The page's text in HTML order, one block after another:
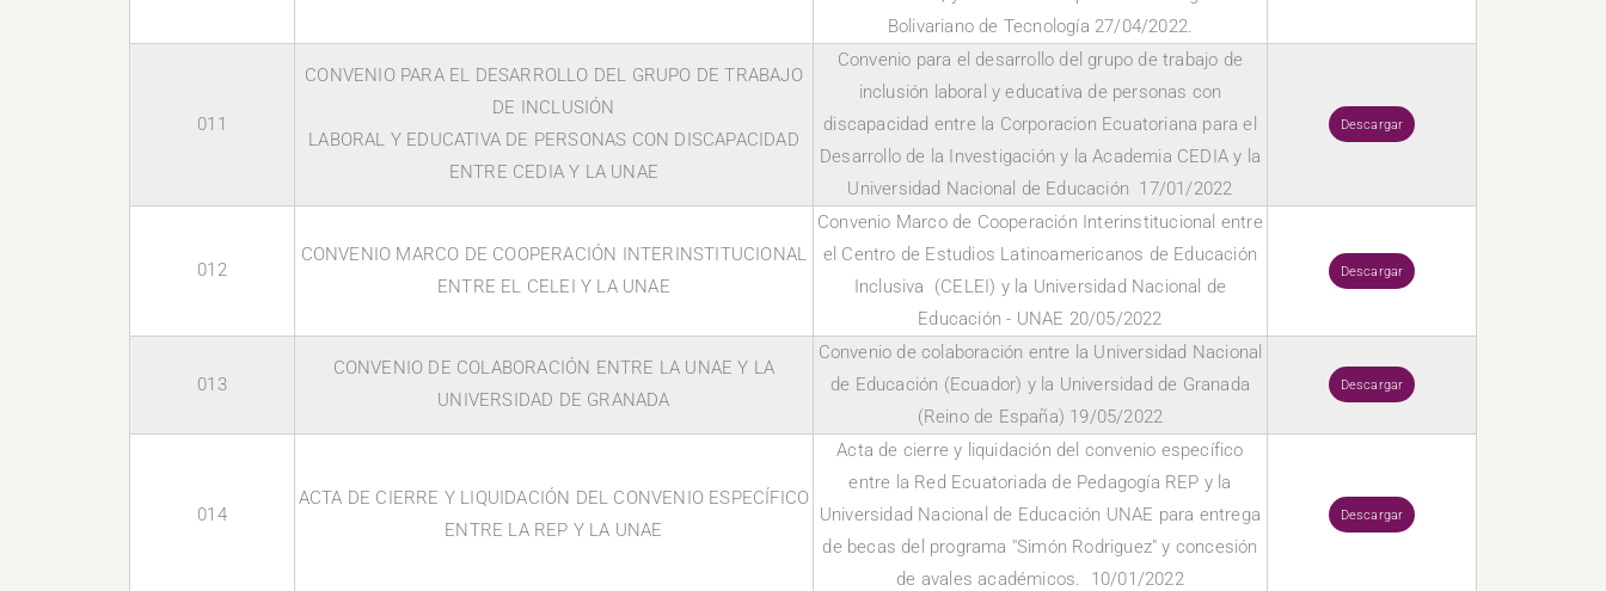
Bolivariano de Tecnología 27/04/2022.
011
CONVENIO PARA EL DESARROLLO DEL GRUPO DE TRABAJO
DE INCLUSIÓN
LABORAL Y EDUCATIVA DE PERSONAS CON DISCAPACIDAD
ENTRE CEDIA Y LA UNAE
Convenio para el desarrollo del grupo de trabajo de
inclusión laboral y educativa de personas con
discapacidad entre la Corporacion Ecuatoriana para el
Desarrollo de la Investigación y la Academia CEDIA y la
Universidad Nacional de Educación 17/01/2022
Descargar
012
CONVENIO MARCO DE COOPERACIÓN INTERINSTITUCIONAL
ENTRE EL CELEI Y LA UNAE
Convenio Marco de Cooperación Interinstitucional entre
el Centro de Estudios Latinoamericanos de Educación
Inclusiva (CELEI) y la Universidad Nacional de
Educación - UNAE 20/05/2022
Descargar
013
CONVENIO DE COLABORACIÓN ENTRE LA UNAE Y LA
UNIVERSIDAD DE GRANADA
Convenio de colaboración entre la Universidad Nacional
de Educación (Ecuador) y la Universidad de Granada
(Reino de España) 19/05/2022
Descargar
014
ACTA DE CIERRE Y LIQUIDACIÓN DEL CONVENIO ESPECÍFICO
ENTRE LA REP Y LA UNAE
Acta de cierre y liquidación del convenio específico
entre la Red Ecuatoriada de Pedagogía REP y la
Universidad Nacional de Educación UNAE para entrega
de becas del programa "Simón Rodriguez" y concesión
de avales académicos. 10/01/2022
Descargar